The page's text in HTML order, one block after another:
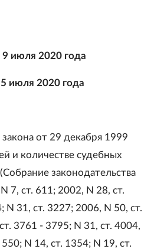
9 июля 2020 года
июля 2020 года
от 29 декабря 1999
и количестве судебных
законодательства
7, ст. 611; 2002, N 28, ст.
N 31, ст. 3227; 2006, N 50, ст.
3761 - 3795; N 31, ст. 4004,
N 14, ст. 1354; N 19, ст.